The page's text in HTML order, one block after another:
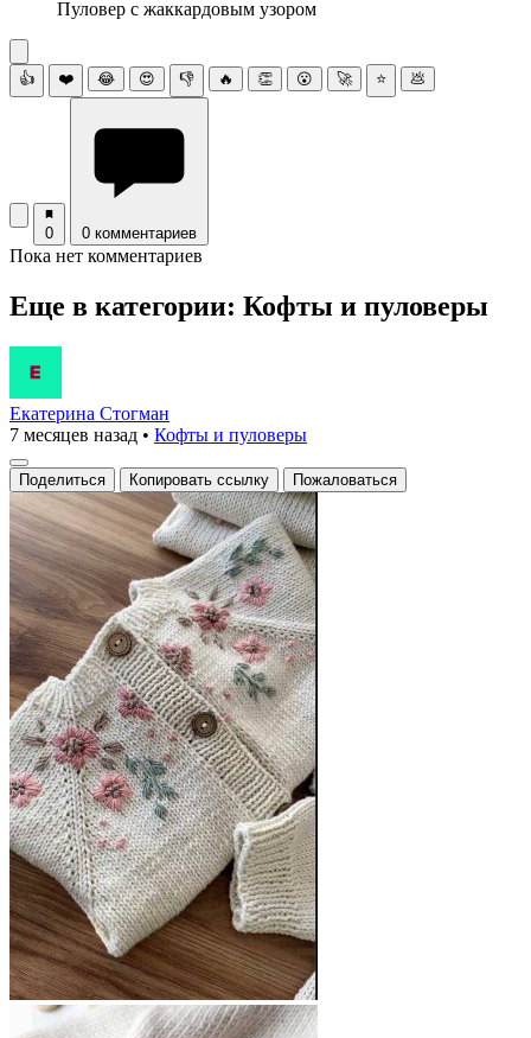
Пуловер с жаккардовым узором
👍 ❤️ 😂 😍 👎 🔥 👏 😮 🚀 ⭐ 💩
0 0 комментариев
Пока нет комментариев
Еще в категории: Кофты и пуловеры
Екатерина Стогман
7 месяцев назад • Кофты и пуловеры
Поделиться Копировать ссылку Пожаловаться